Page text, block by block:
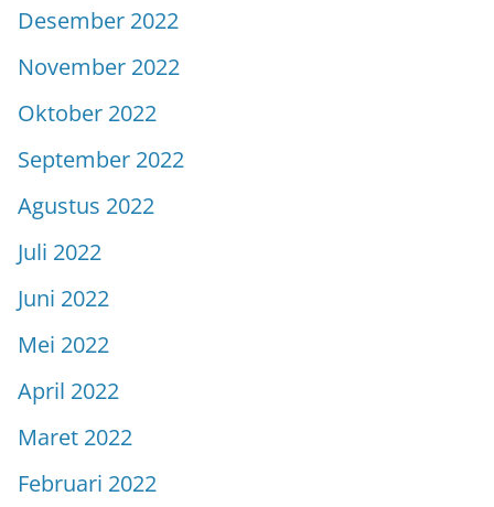
Desember 2022
November 2022
Oktober 2022
September 2022
Agustus 2022
Juli 2022
Juni 2022
Mei 2022
April 2022
Maret 2022
Februari 2022